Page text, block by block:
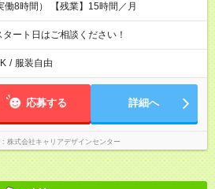
働8時間） 【残業】15時間／月
ート日はご相談ください！
/ 服装自由
応募する 詳細へ
株式会社キャリアデザインセンター